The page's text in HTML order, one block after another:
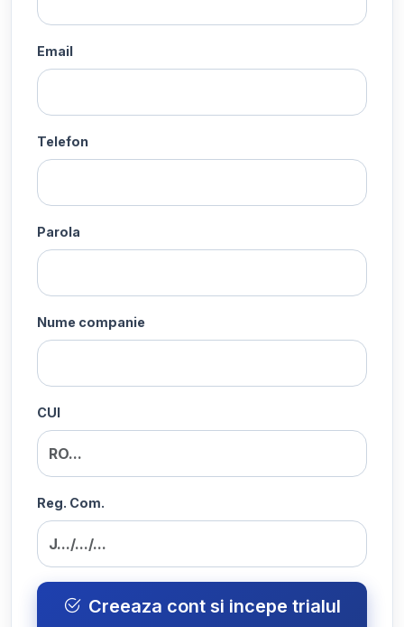
Email
Telefon
Parola
Nume companie
CUI
Reg. Com.
Creeaza cont si incepe trialul